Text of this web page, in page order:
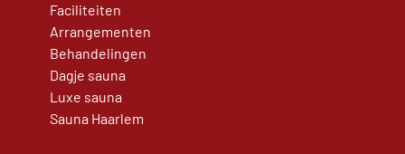
Faciliteiten
Arrangementen
Behandelingen
Dagje sauna
Luxe sauna
Sauna Haarlem